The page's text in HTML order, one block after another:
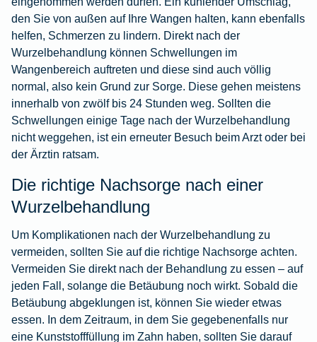
den Sie von außen auf Ihre Wangen halten, kann ebenfalls
helfen, Schmerzen zu lindern. Direkt nach der
Wurzelbehandlung können Schwellungen im
Wangenbereich auftreten und diese sind auch völlig
normal, also kein Grund zur Sorge. Diese gehen meistens
innerhalb von zwölf bis 24 Stunden weg. Sollten die
Schwellungen einige Tage nach der Wurzelbehandlung
nicht weggehen, ist ein erneuter Besuch beim Arzt oder bei
der Ärztin ratsam.
Die richtige Nachsorge nach einer
Wurzelbehandlung
Um Komplikationen nach der Wurzelbehandlung zu
vermeiden, sollten Sie auf die richtige Nachsorge achten.
Vermeiden Sie direkt nach der Behandlung zu essen – auf
jeden Fall, solange die Betäubung noch wirkt. Sobald die
Betäubung abgeklungen ist, können Sie wieder etwas
essen. In dem Zeitraum, in dem Sie gegebenenfalls nur
eine Kunststofffüllung im Zahn haben, sollten Sie darauf